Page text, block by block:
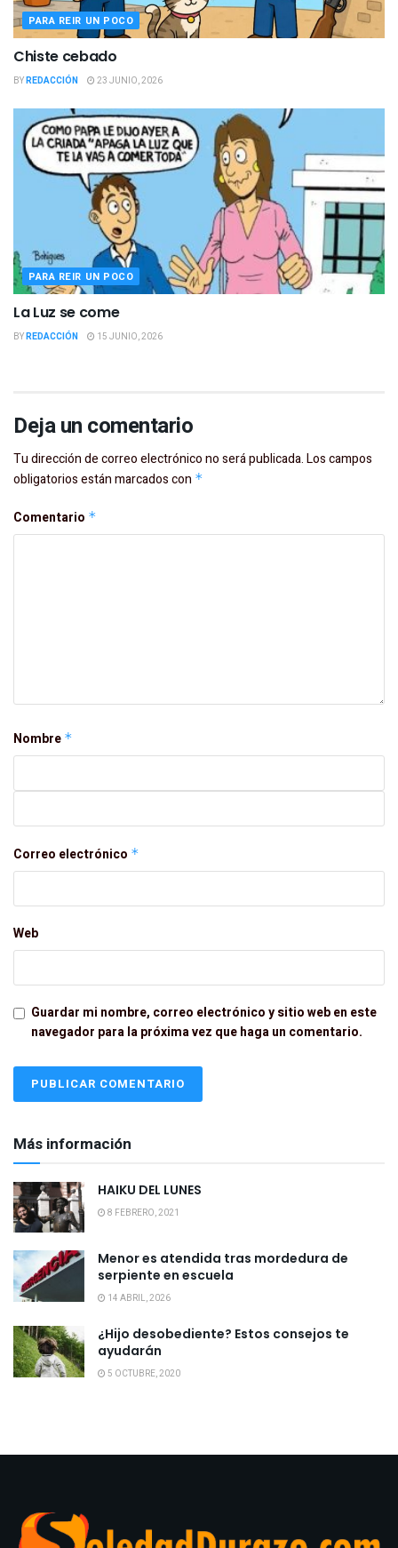
PARA REIR UN POCO
Chiste cebado
BYREDACCIÓN 23 JUNIO, 2026
PARA REIR UN POCO
La Luz se come
BYREDACCIÓN 15 JUNIO, 2026
Deja un comentario
Tu dirección de correo electrónico no será publicada.Los campos
obligatorios están marcados con *
Comentario *
Nombre *
Correo electrónico *
Web
Guardar mi nombre, correo electrónico y sitio web en este
navegador para la próxima vez que haga un comentario.
Más información
HAIKU DEL LUNES
8 FEBRERO, 2021
Menor es atendida tras mordedura de
serpiente en escuela
14 ABRIL, 2026
¿Hijo desobediente? Estos consejos te
ayudarán
5 OCTUBRE, 2020